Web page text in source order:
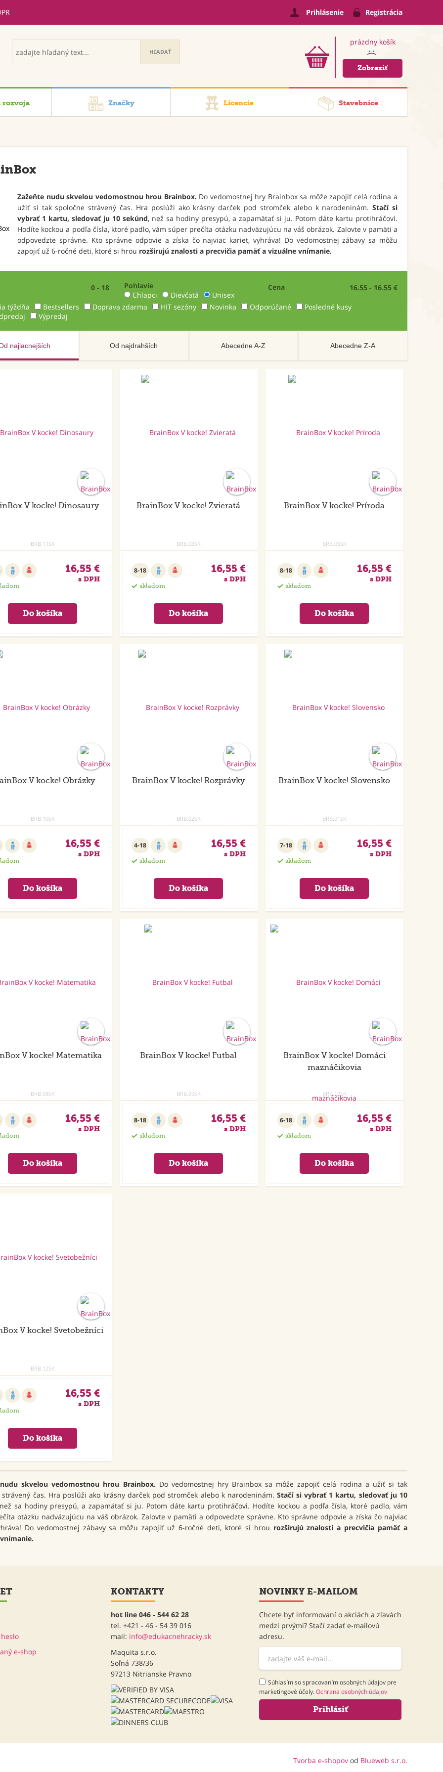
Prihlásenie Registrácia
prázdny košík
:(
Zobraziť
rozvoja Značky Licencie Stavebnice
Zažeňte nudu skvelou vedomostnou hrou Brainbox. Do vedomostnej hry Brainbox sa môže zapojiť celá rodina a
užiť si tak spoločne strávený čas. Hra poslúži ako krásny darček pod stromček alebo k narodeninám.Stačí si
vybrať 1 kartu, sledovať ju 10 sekúnd, než sa hodiny presypú, a zapamätať si ju. Potom dáte kartu protihráčovi.
Hodíte kockou a podľa čísla, ktoré padlo, vám súper prečíta otázku nadväzujúcu na váš obrázok. Zalovte v pamäti a
odpovedzte správne. Kto správne odpovie a získa čo najviac kariet, vyhráva! Do vedomostnej zábavy sa môžu
zapojiť už 6-ročné deti, ktoré si hrou rozširujú znalosti a precvičia pamäť a vizuálne vnímanie.
0 - 18
Pohlavie
Chlapci
Dievčatá Unisex
Cena 16.55 - 16.55 €
týždňa Bestsellers Doprava zdarma HIT sezóny Novinka Odporúčané
Posledné kusy
Výpredaj
najlacnejších Od najdrahších Abecedne A-Z Abecedne Z-A
V kocke! Dinosaury
BRB.11SK
16,55 €
s DPH
BrainBox V kocke! Zvieratá
BRB.03SK
8-18
skladom
16,55 €
s DPH
BrainBox V kocke! Príroda
BRB.05SK
8-18
skladom
16,55 €
s DPH
V kocke! Obrázky
BRB.10SK
16,55 €
s DPH
BrainBox V kocke! Rozprávky
BRB.02SK
4-18
skladom
16,55 €
s DPH
BrainBox V kocke! Slovensko
BRB.01SK
7-18
skladom
16,55 €
s DPH
V kocke! Matematika
BRB.08SK
16,55 €
s DPH
BrainBox V kocke! Futbal
BRB.09SK
8-18
skladom
16,55 €
s DPH
BrainBox V kocke! Domáci
maznáčikovia
BRB.13SK
6-18
skladom
16,55 €
s DPH
V kocke! Svetobežníci
BRB.12SK
16,55 €
s DPH
skvelou vedomostnou hrou Brainbox. Do vedomostnej hry Brainbox sa môže zapojiť celá rodina a užiť si tak
strávený čas. Hra poslúži ako krásny darček pod stromček alebo k narodeninám.Stačí si vybrať 1 kartu, sledovať ju 10
sa hodiny presypú, a zapamätať si ju. Potom dáte kartu protihráčovi. Hodíte kockou a podľa čísla, ktoré padlo, vám
otázku nadväzujúcu na váš obrázok. Zalovte v pamäti a odpovedzte správne. Kto správne odpovie a získa čo najviac
Do vedomostnej zábavy sa môžu zapojiť už 6-ročné deti, ktoré si hrou rozširujú znalosti a precvičia pamäť a
KONTAKTY
hot line 046 - 544 62 28
tel. +421 - 46 - 54 39 016
mail: info@edukacnehracky.sk
Maquita s.r.o.
Soľná 738/36
97213 Nitrianske Pravno
NOVINKY E-MAILOM
Chcete byť informovaní o akciách a zľavách
medzi prvými? Stačí zadať e-mailovú
adresu.
Súhlasím so spracovaním osobných údajov pre
marketingové účely.Ochrana osobných údajov
Tvorba e-shopov od Blueweb s.r.o.